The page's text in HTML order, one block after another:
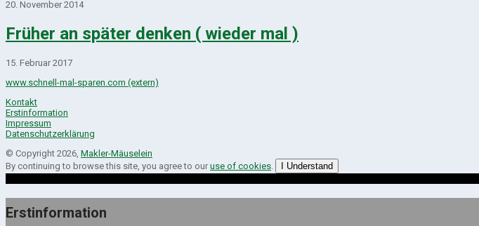
20. November 2014
Früher an später denken ( wieder mal )
15. Februar 2017
www.schnell-mal-sparen.com (extern)
Kontakt
Erstinformation
Impressum
Datenschutzerklärung
© Copyright 2026, Makler-Mäuselein
By continuing to browse this site, you agree to our use of cookies I Understand
Erstinformation